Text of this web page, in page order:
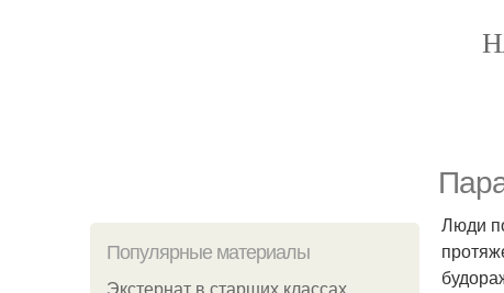
Популярные материалы
Экстернат в старших классах
Люди